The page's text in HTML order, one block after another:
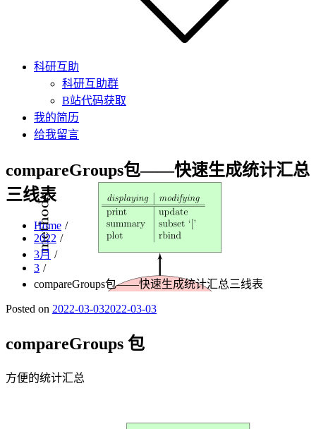
科研互助
科研互助群
B站代码获取
我的简历
给我留言
compareGroups包——快速生成统计汇总
三线表
Home
2022
3月
3
compareGroups包——快速生成统计汇总三线表
Posted on 2022-03-032022-03-03
compareGroups 包
方便的统计汇总